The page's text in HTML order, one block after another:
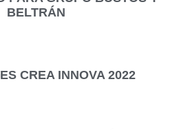
BELTRÁN
CREA INNOVA 2022